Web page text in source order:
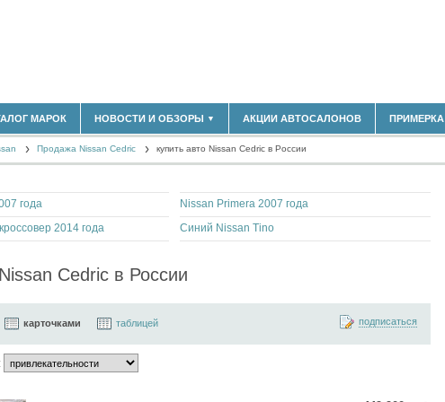
(14298)
МАРОК НОВОСТИ И ОБЗОРЫ ▼
НОВОСТИ РЫНКА
МАТЕРИАЛЫ ПАРТНЕРОВ
ВЫСТАВКИ И АВТОСАЛОНЫ
АКЦИИ АВТОСАЛОНОВ ПРИМЕРКА
Продажа Nissan Cedric купить авто Nissan Cedric в России
года
Nissan Primera 2007 года
2014 года
Синий Nissan Tino
Cedric в России
карточками таблицей подписаться